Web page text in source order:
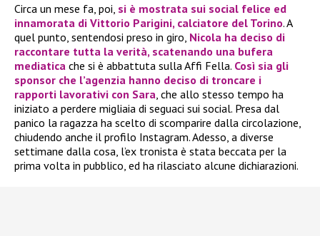
Circa un mese fa, poi, si è mostrata sui social felice ed
innamorata di Vittorio Parigini, calciatore del Torino. A
quel punto, sentendosi preso in giro, Nicola ha deciso di
raccontare tutta la verità, scatenando una bufera
mediatica che si è abbattuta sulla Affi Fella. Così sia gli
sponsor che l’agenzia hanno deciso di troncare i
rapporti lavorativi con Sara , che allo stesso tempo ha
iniziato a perdere migliaia di seguaci sui social. Presa dal
panico la ragazza ha scelto di scomparire dalla circolazione,
chiudendo anche il profilo Instagram. Adesso, a diverse
settimane dalla cosa, l’ex tronista è stata beccata per la
prima volta in pubblico, ed ha rilasciato alcune dichiarazioni.